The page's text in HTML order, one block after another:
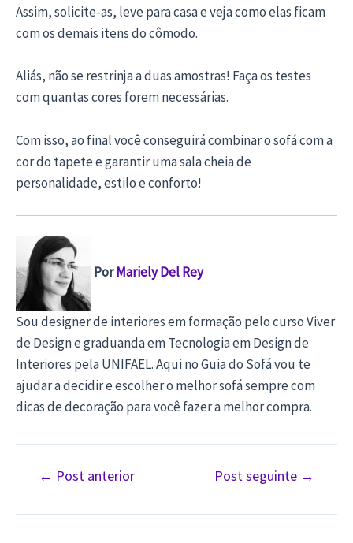
Assim, solicite-as, leve para casa e veja como elas ficam
com os demais itens do cômodo.
Aliás, não se restrinja a duas amostras! Faça os testes
com quantas cores forem necessárias.
Com isso, ao final você conseguirá combinar o sofá com a
cor do tapete e garantir uma sala cheia de
personalidade, estilo e conforto!
PorMariely Del Rey
Sou designer de interiores em formação pelo curso Viver
de Design e graduanda em Tecnologia em Design de
Interiores pela UNIFAEL. Aqui no Guia do Sofá vou te
ajudar a decidir e escolher o melhor sofá sempre com
dicas de decoração para você fazer a melhor compra.
Navegação
Post
← Post anterior Post seguinte →